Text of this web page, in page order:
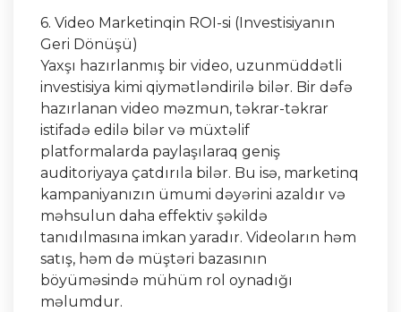
6. Video Marketinqin ROI-si (Investisiyanın
Geri Dönüşü)
Yaxşı hazırlanmış bir video, uzunmüddətli
investisiya kimi qiymətləndirilə bilər. Bir dəfə
hazırlanan video məzmun, təkrar-təkrar
istifadə edilə bilər və müxtəlif
platformalarda paylaşılaraq geniş
auditoriyaya çatdırıla bilər. Bu isə, marketinq
kampaniyanızın ümumi dəyərini azaldır və
məhsulun daha effektiv şəkildə
tanıdılmasına imkan yaradır. Videoların həm
satış, həm də müştəri bazasının
böyüməsində mühüm rol oynadığı
məlumdur.